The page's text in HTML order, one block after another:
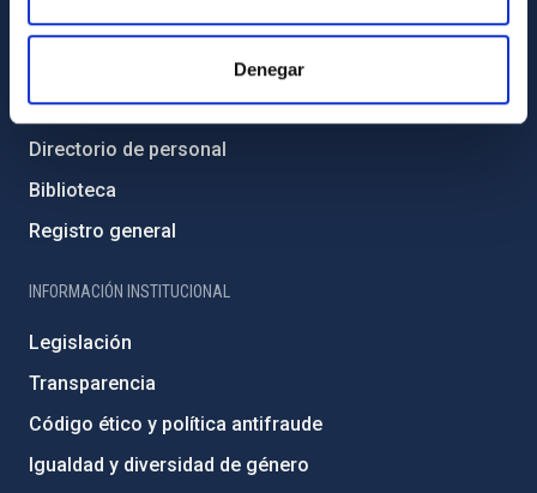
Denegar
Cómo llegar al IAC
Directorio de personal
Biblioteca
Registro general
INFORMACIÓN INSTITUCIONAL
Legislación
Transparencia
Código ético y política antifraude
Igualdad y diversidad de género